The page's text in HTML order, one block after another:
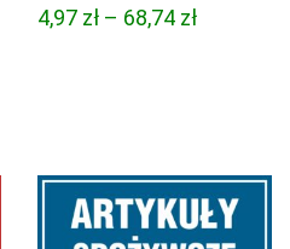
4,97 zł – 68,74 złZakres
68,74 zł